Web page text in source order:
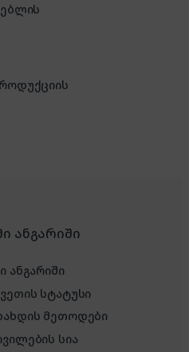
ანგარიში
ანგარიში
სტატუსი
მეთოდები
სია